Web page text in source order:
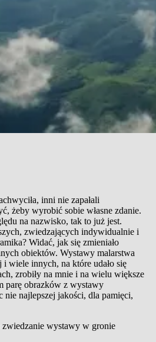
inni nie zapałali
żeby wyrobić sobie własne zdanie.
na nazwisko, tak to już jest.
zwiedzających indywidualnie i
Widać, jak się zmieniało
obiektów. Wystawy malarstwa
wiele innych, na które udało się
zrobiły na mnie i na wielu większe
parę obrazków z wystawy
najlepszej jakości, dla pamięci,
wystawy w gronie